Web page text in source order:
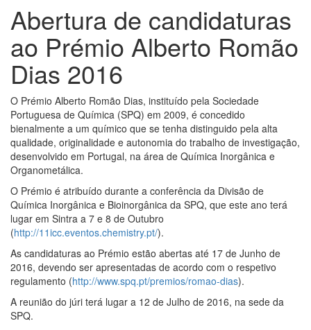
Abertura de candidaturas
ao Prémio Alberto Romão
Dias 2016
O Prémio Alberto Romão Dias, instituído pela Sociedade
Portuguesa de Química (SPQ) em 2009, é concedido
bienalmente a um químico que se tenha distinguido pela alta
qualidade, originalidade e autonomia do trabalho de investigação,
desenvolvido em Portugal, na área de Química Inorgânica e
Organometálica.
O Prémio é atribuído durante a conferência da Divisão de
Química Inorgânica e Bioinorgânica da SPQ, que este ano terá
lugar em Sintra a 7 e 8 de Outubro
(http://11icc.eventos.chemistry.pt/).
As candidaturas ao Prémio estão abertas até 17 de Junho de
2016, devendo ser apresentadas de acordo com o respetivo
regulamento (http://www.spq.pt/premios/romao-dias).
A reunião do júri terá lugar a 12 de Julho de 2016, na sede da
SPQ.